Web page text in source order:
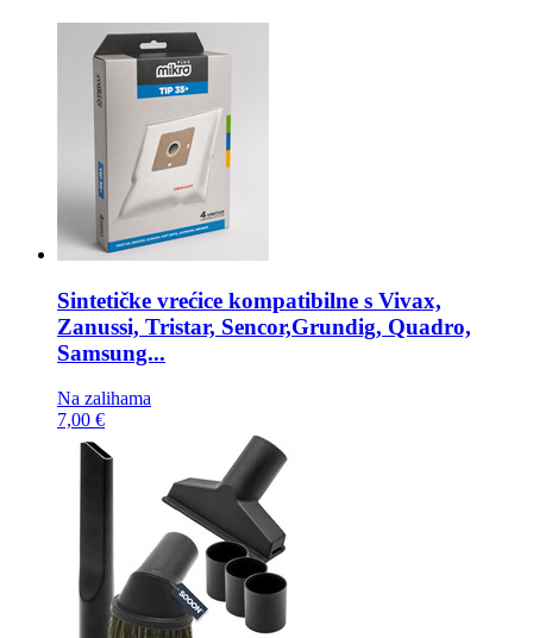
Sintetičke vrećice kompatibilne s Vivax,
Zanussi, Tristar, Sencor,Grundig, Quadro,
Samsung...
Na zalihama
7,00 €